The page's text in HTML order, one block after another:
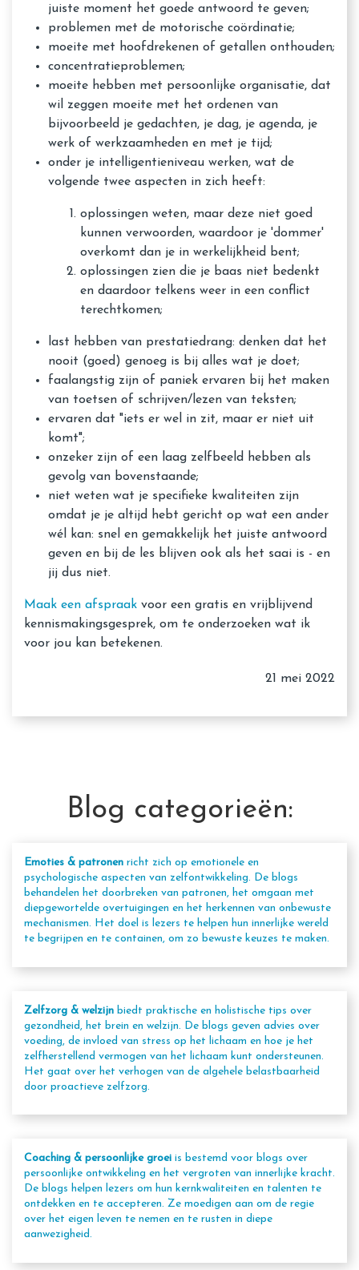
juiste moment het goede antwoord te geven;
problemen met de motorische coördinatie;
moeite met hoofdrekenen of getallen onthouden;
concentratieproblemen;
moeite hebben met persoonlijke organisatie, dat
wil zeggen moeite met het ordenen van
bijvoorbeeld je gedachten, je dag, je agenda, je
werk of werkzaamheden en met je tijd;
onder je intelligentieniveau werken, wat de
volgende twee aspecten in zich heeft:
oplossingen weten, maar deze niet goed
kunnen verwoorden, waardoor je 'dommer'
overkomt dan je in werkelijkheid bent;
oplossingen zien die je baas niet bedenkt
en daardoor telkens weer in een conflict
terechtkomen;
last hebben van prestatiedrang: denken dat het
nooit (goed) genoeg is bij alles wat je doet;
faalangstig zijn of paniek ervaren bij het maken
van toetsen of schrijven/lezen van teksten;
ervaren dat "iets er wel in zit, maar er niet uit
komt";
onzeker zijn of een laag zelfbeeld hebben als
gevolg van bovenstaande;
niet weten wat je specifieke kwaliteiten zijn
omdat je je altijd hebt gericht op wat een ander
wél kan: snel en gemakkelijk het juiste antwoord
geven en bij de les blijven ook als het saai is - en
jij dus niet.
Maak een afspraak voor een gratis en vrijblijvend
kennismakingsgesprek, om te onderzoeken wat ik
voor jou kan betekenen.
21 mei 2022
Blog categorieën:
Emoties & patronen richt zich op emotionele en
psychologische aspecten van zelfontwikkeling. De blogs
behandelen het doorbreken van patronen, het omgaan met
diepgewortelde overtuigingen en het herkennen van onbewuste
mechanismen. Het doel is lezers te helpen hun innerlijke wereld
te begrijpen en te containen, om zo bewuste keuzes te maken.
Zelfzorg & welzijn biedt praktische en holistische tips over
gezondheid, het brein en welzijn. De blogs geven advies over
voeding, de invloed van stress op het lichaam en hoe je het
zelfherstellend vermogen van het lichaam kunt ondersteunen.
Het gaat over het verhogen van de algehele belastbaarheid
door proactieve zelfzorg.
Coaching & persoonlijke groei is bestemd voor blogs over
persoonlijke ontwikkeling en het vergroten van innerlijke kracht.
De blogs helpen lezers om hun kernkwaliteiten en talenten te
ontdekken en te accepteren. Ze moedigen aan om de regie
over het eigen leven te nemen en te rusten in diepe
aanwezigheid.